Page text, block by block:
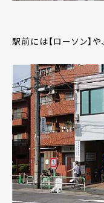
駅前には【ローソン】や、